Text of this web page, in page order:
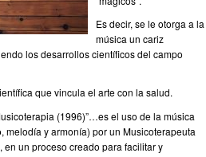
Es decir, se le otorga a la
música un cariz
los desarrollos científicos del campo
que vincula el arte con la salud.
(1996)”…es el uso de la música
melodía y armonía) por un Musicoterapeuta
un proceso creado para facilitar y